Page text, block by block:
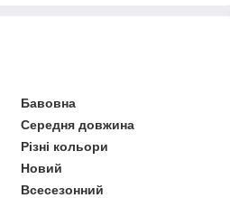
Бавовна
Середня довжина
Різні кольори
Новий
Всесезонний